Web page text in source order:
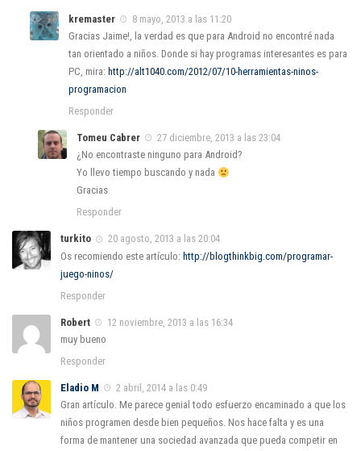
kremaster
8 mayo, 2013 a las 11:20
Gracias Jaime!, la verdad es que para Android no encontré nada
tan orientado a niños. Donde si hay programas interesantes es para
PC, mira: http://alt1040.com/2012/07/10-herramientas-ninos-
programacion
Responder
Tomeu Cabrer
27 diciembre, 2013 a las 23:04
¿No encontraste ninguno para Android?
Yo llevo tiempo buscando y nada
Gracias
Responder
turkito
20 agosto, 2013 a las 20:04
Os recomiendo este artículo: http://blogthinkbig.com/programar-
juego-ninos/
Responder
Robert
12 noviembre, 2013 a las 16:34
muy bueno
Responder
Eladio M
2 abril, 2014 a las 0:49
Gran artículo. Me parece genial todo esfuerzo encaminado a que los
niños programen desde bien pequeños. Nos hace falta y es una
forma de mantener una sociedad avanzada que pueda competir en